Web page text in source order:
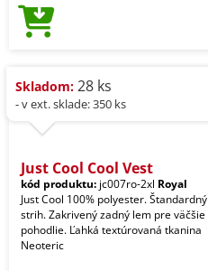
Skladom: 28 ks
- v ext. sklade: 350 ks
Just Cool Cool Vest
kód produktu: jc007ro-2xl Royal
Just Cool 100% polyester. Štandardný
strih. Zakrivený zadný lem pre väčšie
pohodlie. Ľahká textúrovaná tkanina
Neoteric